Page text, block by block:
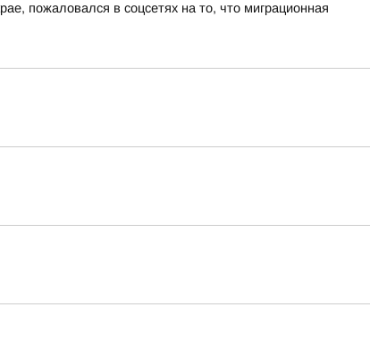
пожаловался в соцсетях на то, что миграционная